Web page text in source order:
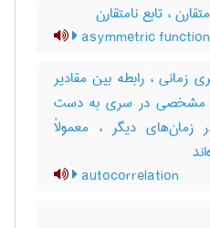
، تابع نامتقارن
asymmetric function
، رابطه بین مقادیر
مشخصی در سری به دست
زمان‌های دیگر ، معمولاً
autocorrelation